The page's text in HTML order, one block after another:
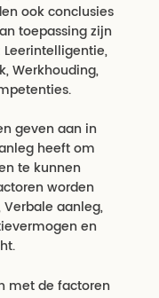
ook conclusies
toepassing zijn
Werkhouding,
geven aan in
heeft om
te kunnen
worden
aanleg,
en
met de factoren